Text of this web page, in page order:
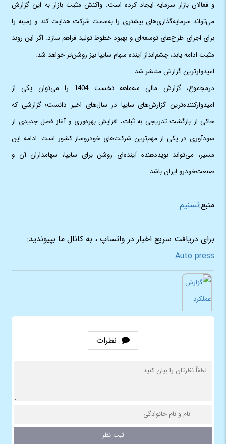
و فعالان بازار سرمایه ایجاد کرده است. واکنش مثبت بازار به این گزارش
می‌تواند سرمایه‌گذاری‌های بیشتری را به‌سمت شرکت هدایت کند و زمینه را
برای اجرای طرح‌های توسعه‌ای و بهبود خطوط تولید فراهم سازد. اگر این روند
مثبت ادامه یابد، چشم‌انداز آینده سهام سایپا نیز روشن‌تر خواهد شد.
امیدوارترین گزارش منتشر شد
درمجموع، گزارش مالی سه‌ماهه نخست 1404 را می‌توان یکی از
امیدوارکننده‌ترین گزارش‌های سایپا در سال‌های اخیر دانست؛ گزارشی که
حاکی از بازگشت تدریجی به ثبات، افزایش بهره‌وری و آغاز فصل جدیدی از
سودآوری در یکی از مهم‌ترین شرکت‌های خودروساز کشور است. ادامه این
مسیر، می‌تواند نویددهنده آینده‌ای روشن برای سایپا، سهامداران آن و
صنعت‌خودرو ایران باشد.
منبع:تسنیم
برای دریافت سریع اخبار در واتساپ ، به کانال ما بپیوندید:
Auto press
نظرات